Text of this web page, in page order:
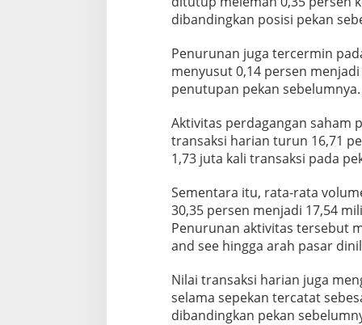
P
e
k
n
dibandingkan posisi pekan
Penurunan juga tercermin
menyusut 0,14 persen
penutupan pekan sebelumnya.
Aktivitas perdagangan saham
transaksi harian turun 16,71
1,73 juta kali transaksi pada
Sementara itu, rata-rata
30,35 persen menjadi 17,54
Penurunan aktivitas tersebut
and see hingga arah pasar
Nilai transaksi harian juga
selama sepekan tercatat
dibandingkan pekan